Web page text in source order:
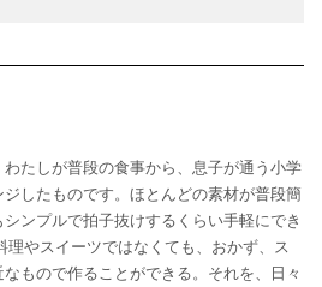
たしが普段の食事から、息子が通う小学
したものです。ほとんどの素材が普段簡
ンプルで拍子抜けするくらい手軽にでき
理やスイーツではなくても、おかず、ス
もので作ることができる。それを、日々